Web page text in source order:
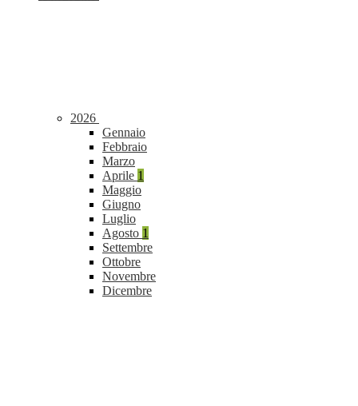
2026
Gennaio
Febbraio
Marzo
Aprile 1
Maggio
Giugno
Luglio
Agosto 1
Settembre
Ottobre
Novembre
Dicembre